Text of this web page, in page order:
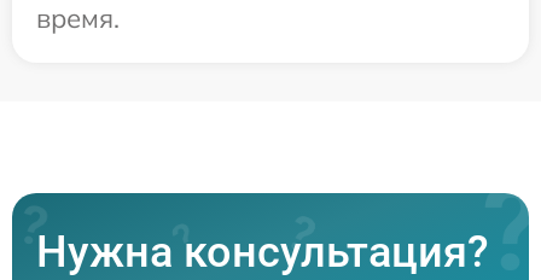
время.
Нужна консультация?